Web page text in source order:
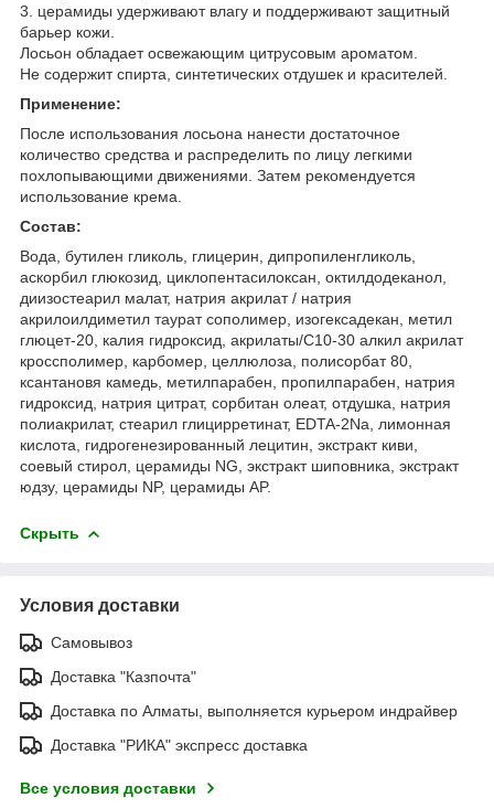
3. церамиды удерживают влагу и поддерживают защитный
барьер кожи.
Лосьон обладает освежающим цитрусовым ароматом.
Не содержит спирта, синтетических отдушек и красителей.
Применение:
После использования лосьона нанести достаточное
количество средства и распределить по лицу легкими
похлопывающими движениями. Затем рекомендуется
использование крема.
Состав:
Вода, бутилен гликоль, глицерин, дипропиленгликоль,
аскорбил глюкозид, циклопентасилоксан, октилдодеканол,
диизостеарил малат, натрия акрилат / натрия
акрилоилдиметил таурат сополимер, изогексадекан, метил
глюцет-20, калия гидроксид, акрилаты/C10-30 алкил акрилат
кроссполимер, карбомер, целлюлоза, полисорбат 80,
ксантановя камедь, метилпарабен, пропилпарабен, натрия
гидроксид, натрия цитрат, сорбитан олеат, отдушка, натрия
полиакрилат, стеарил глицирретинат, EDTA-2Na, лимонная
кислота, гидрогенезированный лецитин, экстракт киви,
соевый стирол, церамиды NG, экстракт шиповника, экстракт
юдзу, церамиды NP, церамиды AP.
Скрыть
Условия доставки
Самовывоз
Доставка "Казпочта"
Доставка по Алматы, выполняется курьером индрайвер
Доставка "РИКА" экспресс доставка
Все условия доставки